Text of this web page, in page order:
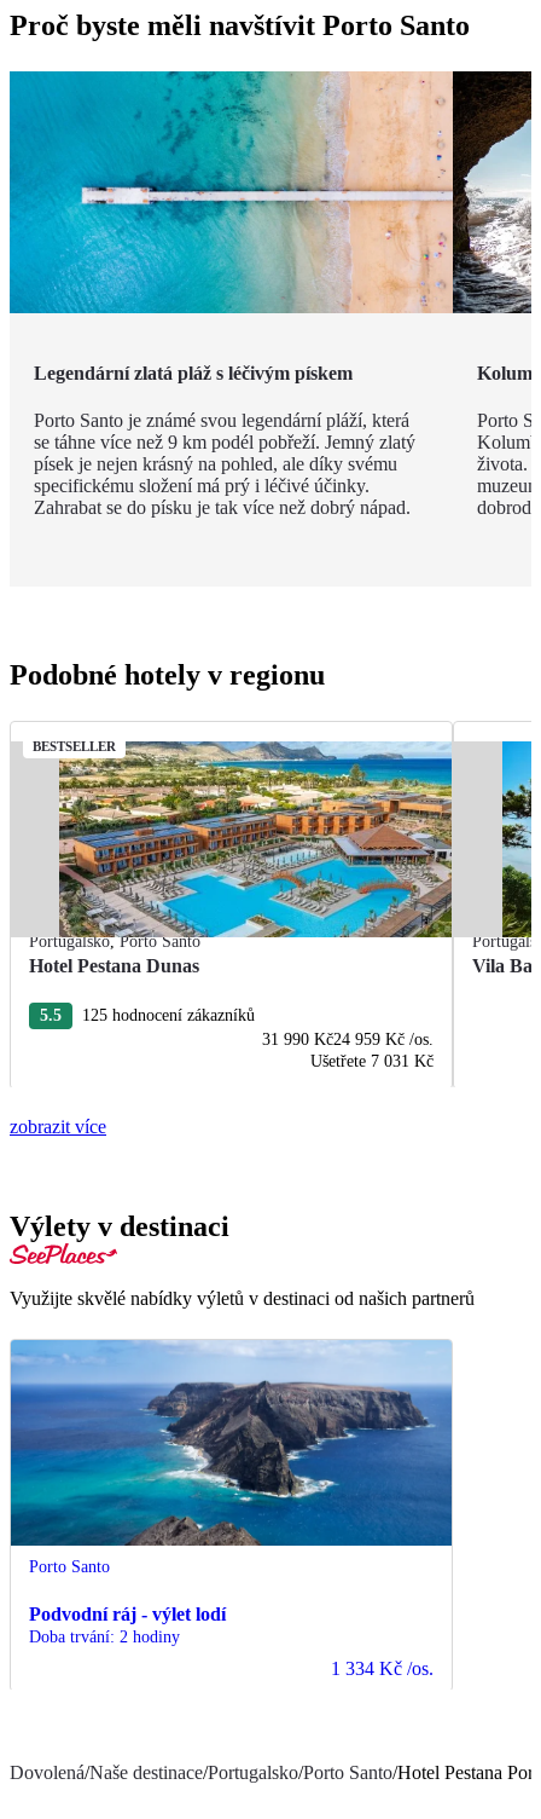
Proč byste měli navštívit Porto Santo
Legendární zlatá pláž s léčivým pískem
Porto Santo je známé svou legendární pláží, která
se táhne více než 9 km podél pobřeží. Jemný zlatý
písek je nejen krásný na pohled, ale díky svému
specifickému složení má prý i léčivé účinky.
Zahrabat se do písku je tak více než dobrý nápad.
Porto
života.
Podobné hotely v regionu
BESTSELLER
Portugalsko,Porto Santo
Hotel Pestana Dunas
5.5
125 hodnocení zákazníků
31 990 Kč24 959 Kč /os.
Ušetřete 7 031 Kč
Vila
zobrazit více
Výlety v destinaci
Využijte skvělé nabídky výletů v destinaci od našich partnerů
Porto Santo
Podvodní ráj - výlet lodí
Doba trvání: 2 hodiny
1 334 Kč /os.
Dovolená/Naše destinace/Portugalsko/Porto Santo/Hotel Pestana